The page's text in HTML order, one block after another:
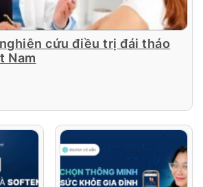
cứu điều trị đái tháo
Nam